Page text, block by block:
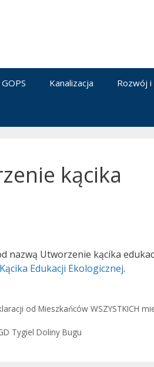
GOPS Kanalizacja Rozwój
kącika
nazwą Utworzenie kącika
Edukacji Ekologicznej.
od Mieszkańców WSZYSTKICH
Tygiel Doliny Bugu